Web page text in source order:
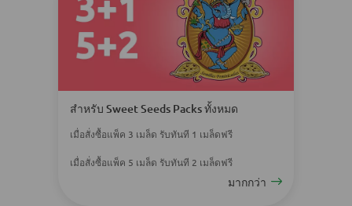
สำหรับ Sweet Seeds Packs ทั้งหมด
เมื่อสั่งซื้อแพ็ค 3 เมล็ด รับทันที 1 เมล็ดฟรี
เมื่อสั่งซื้อแพ็ค 5 เมล็ด รับทันที 2 เมล็ดฟรี
มากกว่า